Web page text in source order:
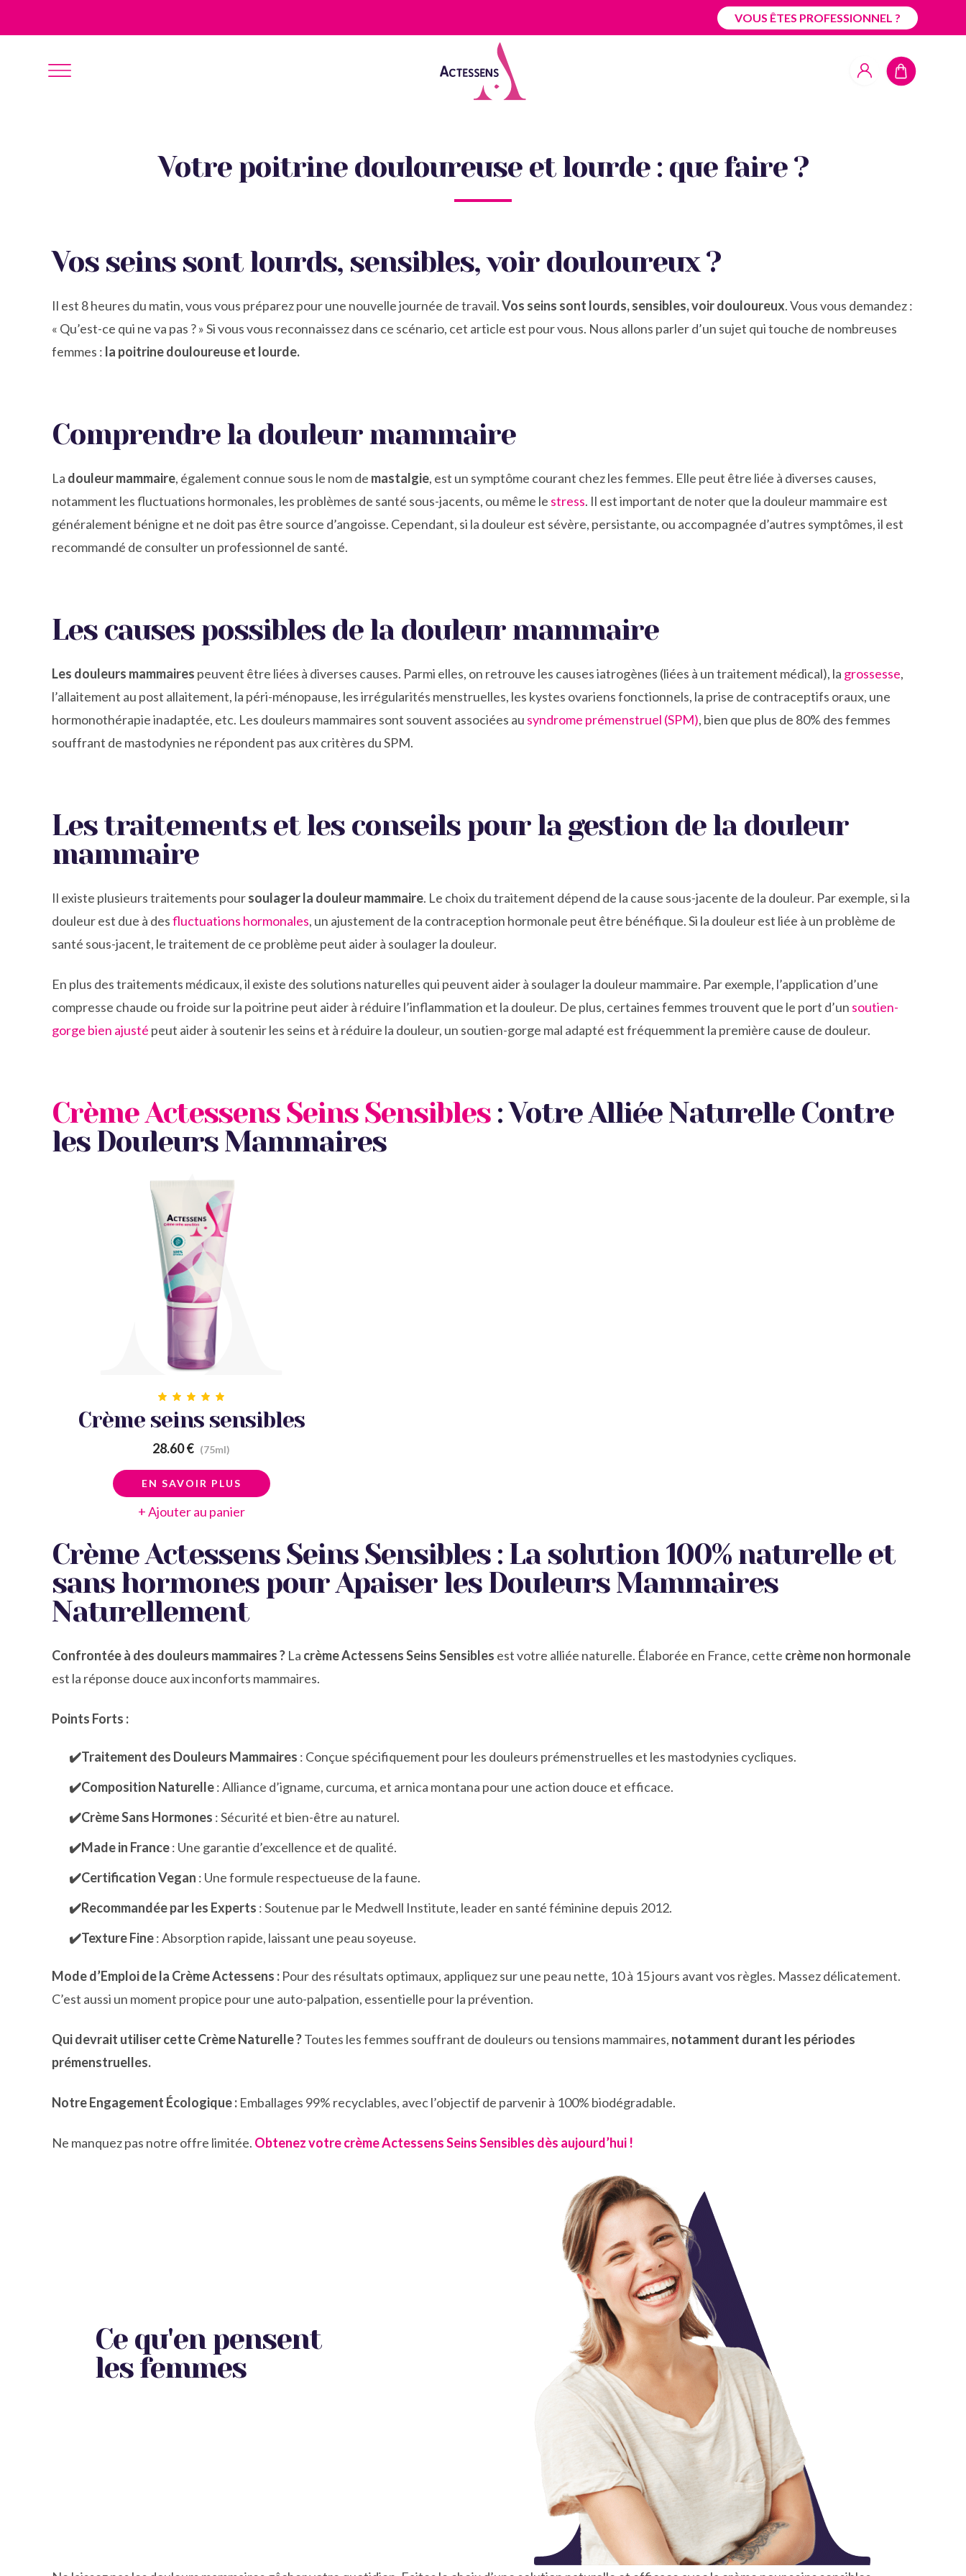
VOUS ÊTES PROFESSIONNEL ?
Votre poitrine douloureuse et lourde : que faire ?
Vos seins sont lourds, sensibles, voir douloureux ?
Il est 8 heures du matin, vous vous préparez pour une nouvelle journée de travail.Vos seins sont lourds, sensibles, voir douloureux. Vous vous demandez :
« Qu’est-ce qui ne va pas ? » Si vous vous reconnaissez dans ce scénario, cet article est pour vous. Nous allons parler d’un sujet qui touche de nombreuses
femmes : la poitrine douloureuse et lourde.
Comprendre la douleur mammaire
La douleur mammaire, également connue sous le nom de mastalgie, est un symptôme courant chez les femmes. Elle peut être liée à diverses causes,
notamment les fluctuations hormonales, les problèmes de santé sous-jacents, ou même le stress. Il est important de noter que la douleur mammaire est
généralement bénigne et ne doit pas être source d’angoisse. Cependant, si la douleur est sévère, persistante, ou accompagnée d’autres symptômes, il est
recommandé de consulter un professionnel de santé.
Les causes possibles de la douleur mammaire
Les douleurs mammaires peuvent être liées à diverses causes. Parmi elles, on retrouve les causes iatrogènes (liées à un traitement médical), la grossesse,
l’allaitement au post allaitement, la péri-ménopause, les irrégularités menstruelles, les kystes ovariens fonctionnels, la prise de contraceptifs oraux, une
hormonothérapie inadaptée, etc. Les douleurs mammaires sont souvent associées au syndrome prémenstruel (SPM), bien que plus de 80% des femmes
souffrant de mastodynies ne répondent pas aux critères du SPM.
Les traitements et les conseils pour la gestion de la douleur
mammaire
Il existe plusieurs traitements poursoulager la douleur mammaire. Le choix du traitement dépend de la cause sous-jacente de la douleur. Par exemple, si la
douleur est due à desfluctuations hormonales, un ajustement de la contraception hormonale peut être bénéfique. Si la douleur est liée à un problème de
santé sous-jacent, le traitement de ce problème peut aider à soulager la douleur.
En plus des traitements médicaux, il existe des solutions naturelles qui peuvent aider à soulager la douleur mammaire. Par exemple, l’application d’une
compresse chaude ou froide sur la poitrine peut aider à réduire l’inflammation et la douleur. De plus, certaines femmes trouvent que le port d’un soutien-
gorge bien ajusté peut aider à soutenir les seins et à réduire la douleur, un soutien-gorge mal adapté est fréquemment la première cause de douleur.
Crème Actessens Seins Sensibles: Votre Alliée Naturelle Contre
les Douleurs Mammaires
Crème seins sensibles
28.60 € (75ml)
EN SAVOIR PLUS
+ Ajouter au panier
Crème Actessens Seins Sensibles : La solution 100% naturelle et
sans hormones pour Apaiser les Douleurs Mammaires
Naturellement
Confrontée à des douleurs mammaires ? La crème Actessens Seins Sensibles est votre alliée naturelle. Élaborée en France, cette crème non hormonale
est la réponse douce aux inconforts mammaires.
Points Forts :
✔️Traitement des Douleurs Mammaires : Conçue spécifiquement pour les douleurs prémenstruelles et les mastodynies cycliques.
✔️Composition Naturelle: Alliance d’igname, curcuma, et arnica montana pour une action douce et efficace.
✔️Crème Sans Hormones : Sécurité et bien-être au naturel.
✔️Made in France: Une garantie d’excellence et de qualité.
✔️Certification Vegan : Une formule respectueuse de la faune.
✔️Recommandée par les Experts : Soutenue par le Medwell Institute, leader en santé féminine depuis 2012.
✔️Texture Fine: Absorption rapide, laissant une peau soyeuse.
Mode d’Emploi de la Crème Actessens : Pour des résultats optimaux, appliquez sur une peau nette, 10 à 15 jours avant vos règles. Massez délicatement.
C’est aussi un moment propice pour une auto-palpation, essentielle pour la prévention.
Qui devrait utiliser cette Crème Naturelle ?Toutes les femmes souffrant de douleurs ou tensions mammaires, notamment durant les périodes
prémenstruelles.
Notre Engagement Écologique : Emballages 99% recyclables, avec l’objectif de parvenir à 100% biodégradable.
Ne manquez pas notre offre limitée. Obtenez votre crème Actessens Seins Sensibles dès aujourd’hui !
Ce qu'en pensent
les femmes